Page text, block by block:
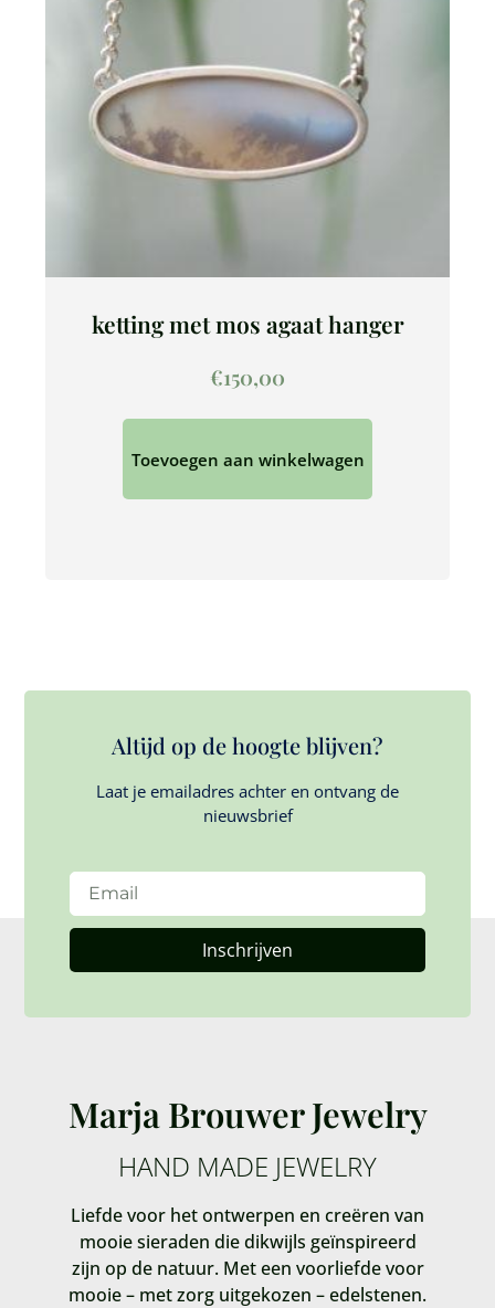
ketting met mos agaat hanger
€150,00
Toevoegen aan winkelwagen
Altijd op de hoogte blijven?
Laat je emailadres achter en ontvang de
nieuwsbrief
Inschrijven
Marja Brouwer Jewelry
HAND MADE JEWELRY
Liefde voor het ontwerpen en creëren van
mooie sieraden die dikwijls geïnspireerd
zijn op de natuur. Met een voorliefde voor
mooie – met zorg uitgekozen – edelstenen.